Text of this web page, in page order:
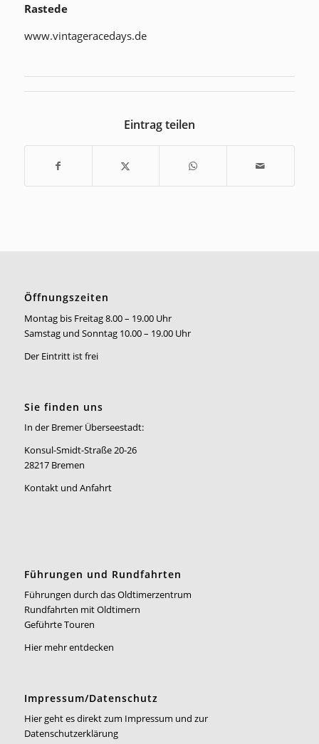
Rastede
www.vintageracedays.de
Eintrag teilen
Öffnungszeiten
Montag bis Freitag 8.00 – 19.00 Uhr
Samstag und Sonntag 10.00 – 19.00 Uhr
Der Eintritt ist frei
Sie finden uns
In der Bremer Überseestadt:
Konsul-Smidt-Straße 20-26
28217 Bremen
Kontakt und Anfahrt
Führungen und Rundfahrten
Führungen durch das Oldtimerzentrum
Rundfahrten mit Oldtimern
Geführte Touren
Hier mehr entdecken
Impressum/Datenschutz
Hier geht es direkt zum Impressum und zur
Datenschutzerklärung